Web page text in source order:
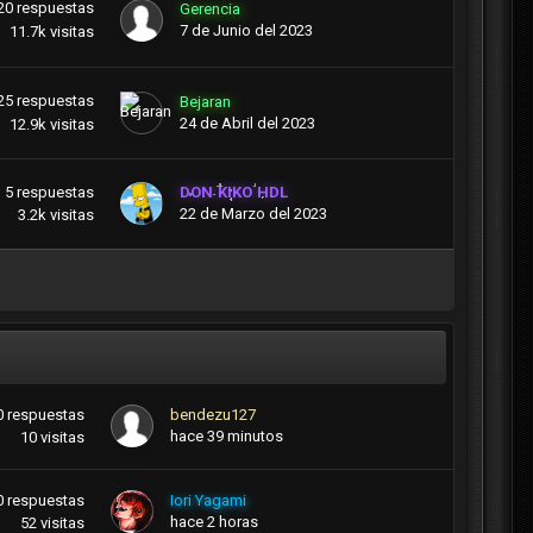
respuestas
11.7k visitas
Gerencia
7 de Junio del 2023
respuestas
12.9k visitas
Bejaran
24 de Abril del 2023
5 respuestas
3.2k visitas
DON KIKO HDL
22 de Marzo del 2023
respuestas
10 visitas
bendezu127
hace 39 minutos
respuestas
52 visitas
Iori Yagami
hace 2 horas